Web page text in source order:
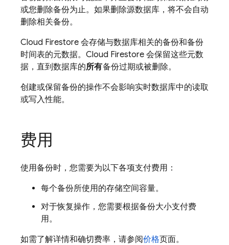
或您删除备份为止。如果删除源数据库，将不会自动
删除相关备份。
Cloud Firestore 会存储与数据库相关的备份和备份
时间表的元数据。 Cloud Firestore 会保留这些元数
据，直到数据库的所有备份过期或被删除。
创建或保留备份的操作不会影响实时数据库中的读取
或写入性能。
费用
使用备份时，您需要为以下各项支付费用：
每个备份所使用的存储空间容量。
对于恢复操作，您需要根据备份大小支付费
用。
如需了解详情和确切费率，请参阅价格页面。